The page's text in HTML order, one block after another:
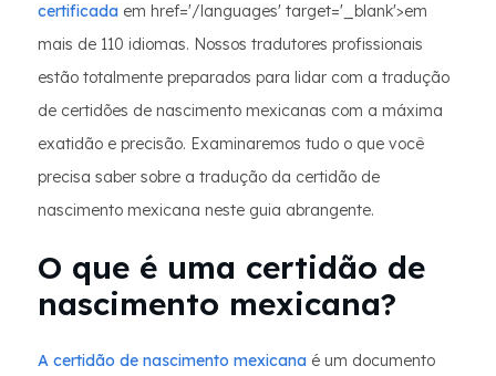
certificada em href='/languages' target='_blank'>em
mais de 110 idiomas. Nossos tradutores profissionais
estão totalmente preparados para lidar com a tradução
de certidões de nascimento mexicanas com a máxima
exatidão e precisão. Examinaremos tudo o que você
precisa saber sobre a tradução da certidão de
nascimento mexicana neste guia abrangente.
O que é uma certidão de
nascimento mexicana?
A certidão de nascimento mexicana é um documento